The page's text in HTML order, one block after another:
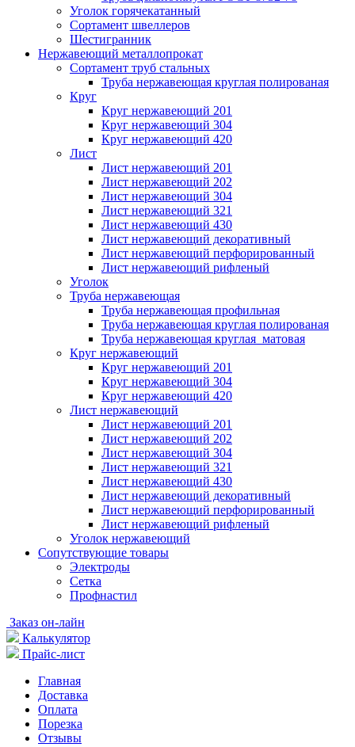
Уголок горячекатанный
Сортамент швеллеров
Шестигранник
Нержавеющий металлопрокат
Сортамент труб стальных
Труба нержавеющая круглая полированая
Круг
Круг нержавеющий 201
Круг нержавеющий 304
Круг нержавеющий 420
Лист
Лист нержавеющий 201
Лист нержавеющий 202
Лист нержавеющий 304
Лист нержавеющий 321
Лист нержавеющий 430
Лист нержавеющий декоративный
Лист нержавеющий перфорированный
Лист нержавеющий рифленый
Уголок
Труба нержавеющая
Труба нержавеющая профильная
Труба нержавеющая круглая полированая
Труба нержавеющая круглая матовая
Круг нержавеющий
Круг нержавеющий 201
Круг нержавеющий 304
Круг нержавеющий 420
Лист нержавеющий
Лист нержавеющий 201
Лист нержавеющий 202
Лист нержавеющий 304
Лист нержавеющий 321
Лист нержавеющий 430
Лист нержавеющий декоративный
Лист нержавеющий перфорированный
Лист нержавеющий рифленый
Уголок нержавеющий
Cопутствующие товары
Электроды
Сетка
Профнастил
Заказ он-лайн
Калькулятор
Прайс-лист
Главная
Доставка
Оплата
Порезка
Отзывы